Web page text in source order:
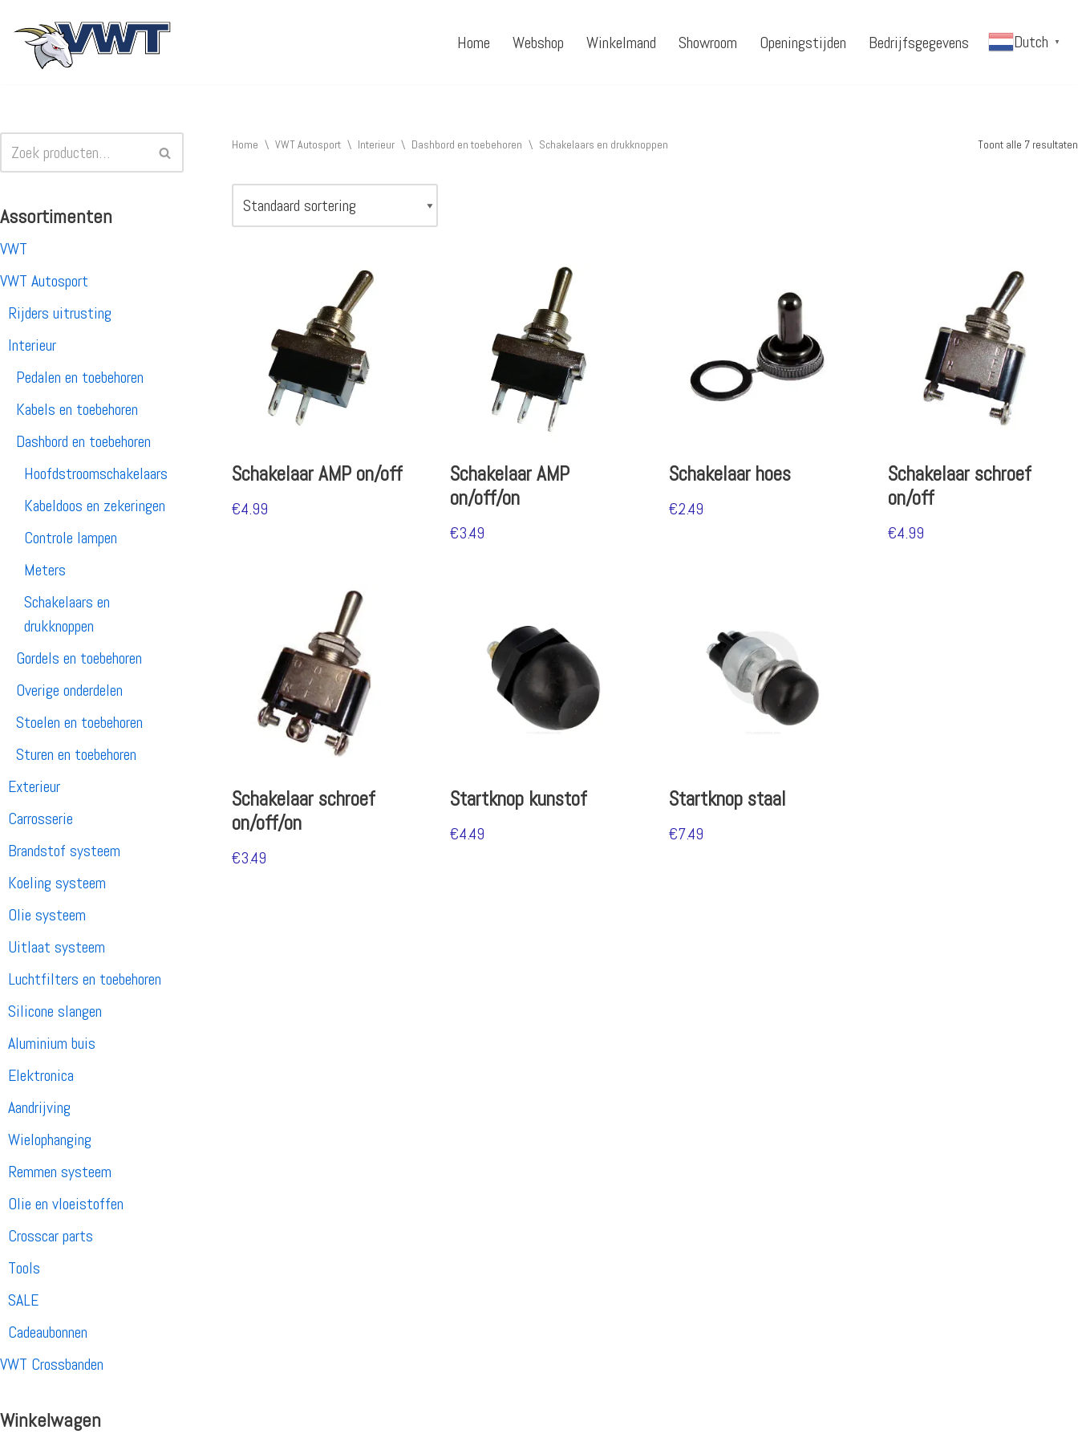
Ga
Home Webshop Winkelmand Showroom Openingstijden Bedrijfsgegevens Dutch ▼
Assortimenten
VWT
VWT Autosport
Rijders uitrusting
Interieur
Pedalen en toebehoren
Kabels en toebehoren
Dashbord en toebehoren
Hoofdstroomschakelaars
Kabeldoos en zekeringen
Controle lampen
Meters
Schakelaars en
drukknoppen
Gordels en toebehoren
Overige onderdelen
Stoelen en toebehoren
Sturen en toebehoren
Exterieur
Carrosserie
Brandstof systeem
Koeling systeem
Olie systeem
Uitlaat systeem
Luchtfilters en toebehoren
Silicone slangen
Aluminium buis
Elektronica
Aandrijving
Wielophanging
Remmen systeem
Olie en vloeistoffen
Crosscar parts
Tools
SALE
Cadeaubonnen
VWT Crossbanden
Winkelwagen
Home \ VWT Autosport \ Interieur \ Dashbord en toebehoren \ Schakelaars en drukknoppen Toont alle 7 resultaten
Schakelaar AMP on/off
€4.99
Schakelaar AMP
on/off/on
€3.49
Schakelaar hoes
€2.49
Schakelaar schroef
on/off
€4.99
Schakelaar schroef
on/off/on
€3.49
Startknop kunstof
€4.49
Startknop staal
€7.49